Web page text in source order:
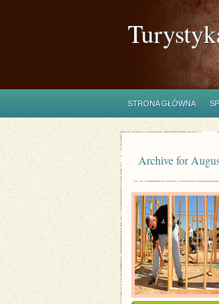
STRONA GŁÓWNA
Archive for